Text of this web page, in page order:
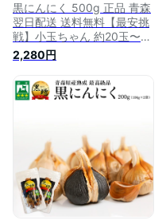
黒にんにく 500g 正品 青森
翌日配送 送料無料【最安挑
戦】小玉ちゃん 約20玉〜
35玉【送料無料】青森熟成
黒にんにく 黒宝【くろにん
にく 熟成】【黒にんにく
500g】【熟成黒にんにく
2,280円